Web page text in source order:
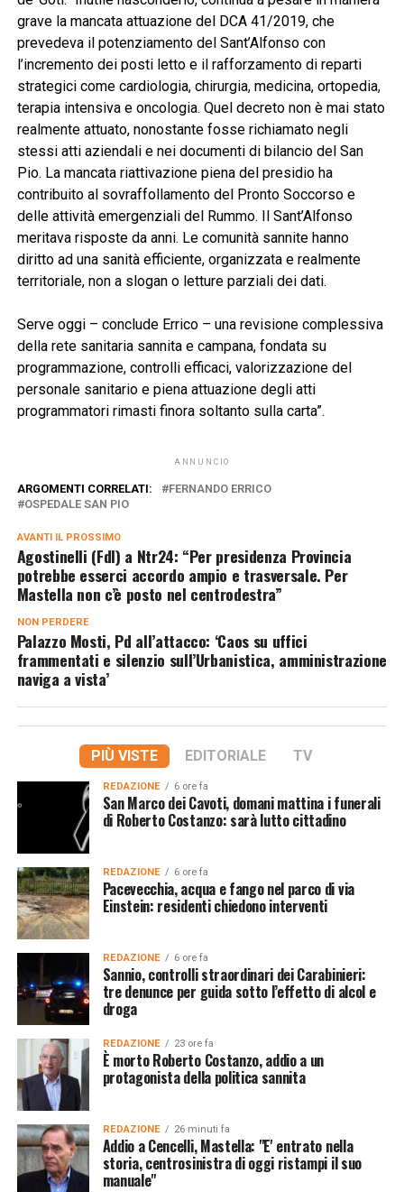
grave la mancata attuazione del DCA 41/2019, che
prevedeva il potenziamento del Sant’Alfonso con
l’incremento dei posti letto e il rafforzamento di reparti
strategici come cardiologia, chirurgia, medicina, ortopedia,
terapia intensiva e oncologia. Quel decreto non è mai stato
realmente attuato, nonostante fosse richiamato negli
stessi atti aziendali e nei documenti di bilancio del San
Pio. La mancata riattivazione piena del presidio ha
contribuito al sovraffollamento del Pronto Soccorso e
delle attività emergenziali del Rummo. Il Sant’Alfonso
meritava risposte da anni. Le comunità sannite hanno
diritto ad una sanità efficiente, organizzata e realmente
territoriale, non a slogan o letture parziali dei dati.
Serve oggi – conclude Errico – una revisione complessiva
della rete sanitaria sannita e campana, fondata su
programmazione, controlli efficaci, valorizzazione del
personale sanitario e piena attuazione degli atti
programmatori rimasti finora soltanto sulla carta”.
ANNUNCIO
ARGOMENTI CORRELATI:
FERNANDO ERRICO
OSPEDALE SAN PIO
AVANTI IL ​​PROSSIMO
Agostinelli (FdI) a Ntr24: “Per presidenza Provincia
potrebbe esserci accordo ampio e trasversale. Per
Mastella non c’è posto nel centrodestra”
NON PERDERE
Palazzo Mosti, Pd all’attacco: ‘Caos su uffici
frammentati e silenzio sull’Urbanistica, amministrazione
naviga a vista’
PIÙ VISTE EDITORIALE TV
REDAZIONE 6 ore fa
San Marco dei Cavoti, domani mattina i funerali
di Roberto Costanzo: sarà lutto cittadino
REDAZIONE 6 ore fa
Pacevecchia, acqua e fango nel parco di via
Einstein: residenti chiedono interventi
REDAZIONE 6 ore fa
Sannio, controlli straordinari dei Carabinieri:
tre denunce per guida sotto l’effetto di alcol e
droga
REDAZIONE 23 ore fa
È morto Roberto Costanzo, addio a un
protagonista della politica sannita
REDAZIONE 26 minuti fa
Addio a Cencelli, Mastella: "E' entrato nella
storia, centrosinistra di oggi ristampi il suo
manuale"